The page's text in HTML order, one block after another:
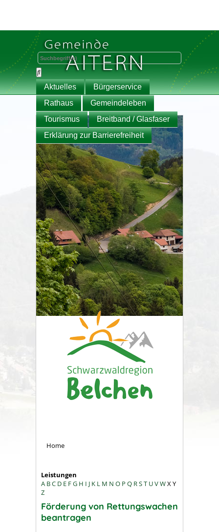
Aktuelles
Bürgerservice
Rathaus
Gemeindeleben
Tourismus
Breitband / Glasfaser
Erklärung zur Barrierefreiheit
Home
Leistungen
A BC D E FG H I J K L M N O P Q RST UVWXY
Z
Förderung von Rettungswachen
beantragen